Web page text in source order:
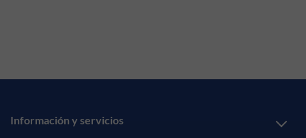
Información y servicios